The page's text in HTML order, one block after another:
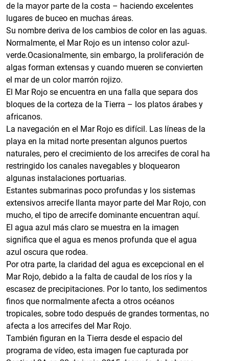
de la mayor parte de la costa – haciendo excelentes
lugares de buceo en muchas áreas.
Su nombre deriva de los cambios de color en las aguas.
Normalmente, el Mar Rojo es un intenso color azul-
verde.Ocasionalmente, sin embargo, la proliferación de
algas forman extensas y cuando mueren se convierten
el mar de un color marrón rojizo.
El Mar Rojo se encuentra en una falla que separa dos
bloques de la corteza de la Tierra – los platos árabes y
africanos.
La navegación en el Mar Rojo es difícil. Las líneas de la
playa en la mitad norte presentan algunos puertos
naturales, pero el crecimiento de los arrecifes de coral ha
restringido los canales navegables y bloquearon
algunas instalaciones portuarias.
Estantes submarinas poco profundas y los sistemas
extensivos arrecife llanta mayor parte del Mar Rojo, con
mucho, el tipo de arrecife dominante encuentran aquí.
El agua azul más claro se muestra en la imagen
significa que el agua es menos profunda que el agua
azul oscura que rodea.
Por otra parte, la claridad del agua es excepcional en el
Mar Rojo, debido a la falta de caudal de los ríos y la
escasez de precipitaciones. Por lo tanto, los sedimentos
finos que normalmente afecta a otros océanos
tropicales, sobre todo después de grandes tormentas, no
afecta a los arrecifes del Mar Rojo.
También figuran en la Tierra desde el espacio del
programa de vídeo, esta imagen fue capturada por